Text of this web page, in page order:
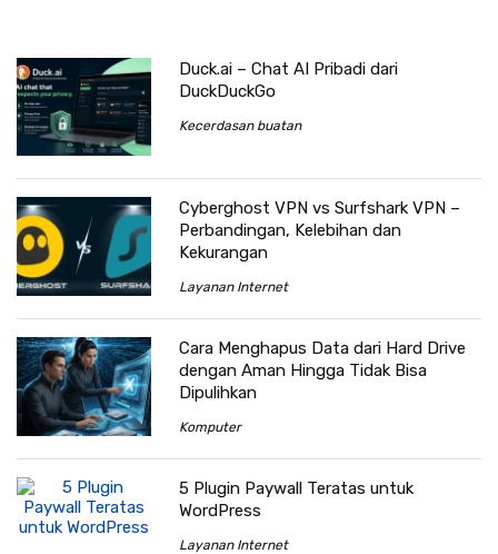
Duck.ai – Chat AI Pribadi dari
DuckDuckGo
Kecerdasan buatan
Cyberghost VPN vs Surfshark VPN –
Perbandingan, Kelebihan dan
Kekurangan
Layanan Internet
Cara Menghapus Data dari Hard Drive
dengan Aman Hingga Tidak Bisa
Dipulihkan
Komputer
5 Plugin Paywall Teratas untuk
WordPress
Layanan Internet